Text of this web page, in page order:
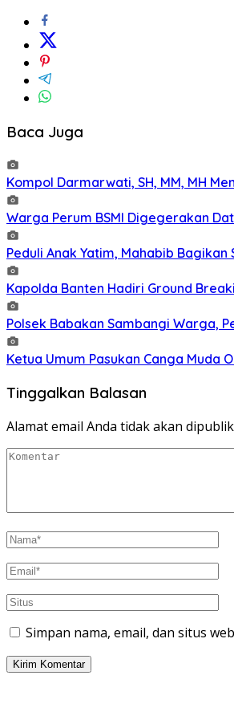
Baca Juga
Kompol Darmarwati, SH, MM, MH
Warga Perum BSMI Digegerakan
Peduli Anak Yatim, Mahabib
Kapolda Banten Hadiri Ground
Polsek Babakan Sambangi Warga,
Ketua Umum Pasukan Canga Muda
Tinggalkan Balasan
Alamat email Anda tidak akan
Simpan nama, email, dan situs